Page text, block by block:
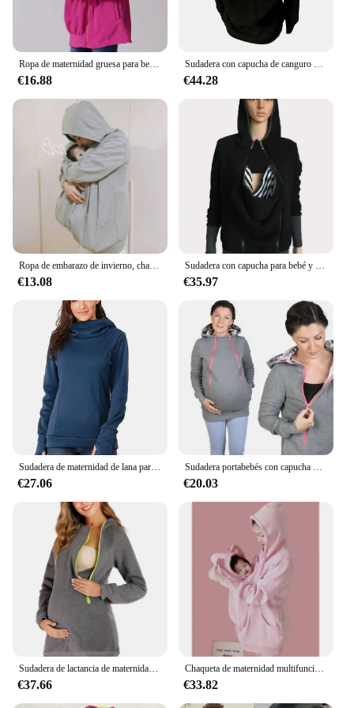
Ropa de maternidad gruesa para bebé, chaqueta de forro polar, abrigo de canguro para mamás, Panel extraíble, sudaderas de maternidad
€16.88
Sudadera con capucha de canguro de maternidad 3 en 1, chaqueta multifunción con cremallera desmontable para mujer para bebé y madre
€44.28
Ropa de embarazo de invierno, chaquetas de maternidad, abrigo de canguro, ropa portabebés, ropa de abrigo informal con capucha para mamá, ropa de maternidad
€13.08
Sudadera con capucha para bebé y madre, canguro de maternidad multifuncional, portabebés extraíble
€35.97
Sudadera de maternidad de lana para mujer, camisa de lactancia, Sudadera con capucha para mamá, canguro con bolsillo, ropa para mujeres embarazadas
€27.06
Sudadera portabebés con capucha de maternidad para padres, sudadera con capucha de canguro de otoño, jerséis para mujeres, ropa de maternidad para mujeres embarazadas
€20.03
Sudadera de lactancia de maternidad para mujer, Sudadera con capucha de canguro, manga larga, Top de embarazo, ropa de mujer embarazada
€37.66
Chaqueta de maternidad multifunción con capucha para mujer, abrigo de canguro con cremallera, Sudadera con capucha desmontable, suéter de invierno
€33.82